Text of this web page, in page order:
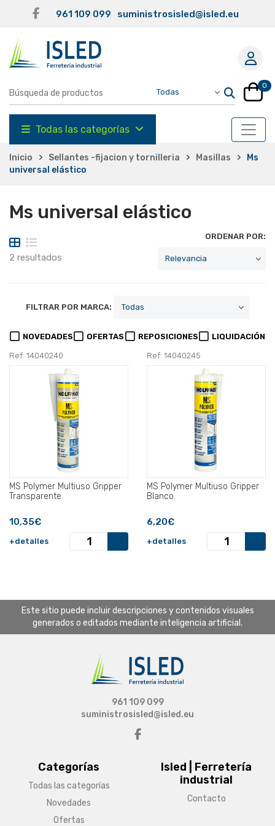
961 109 099 suministrosisled@isled.eu
0
Todas las categorías
Inicio Sellantes -fijacion y tornilleria Masillas
Ms
universal elástico
Ms universal elástico
2 resultados
ORDENAR POR:
FILTRAR POR MARCA:
NOVEDADES OFERTAS REPOSICIONES LIQUIDACIÓN
Ref: 14040240
MS Polymer Multiuso Gripper
Transparente.
10,35€
+detalles
Ref: 14040245
MS Polymer Multiuso Gripper
Blanco.
6,20€
+detalles
Este sitio puede incluir descripciones y contenidos visuales
generados o editados mediante inteligencia artificial.
Categorías
Todas las categorías
Novedades
Ofertas
Isled | Ferretería
industrial
Contacto
961 109 099
suministrosisled@isled.eu